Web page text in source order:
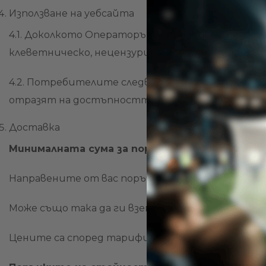
Използване на уебсайта
4.1. Доколкото Операторът е предвидил
клеветническо, нецензурирано, обидно,
4.2. Потребителите следва да използват
отразят на достъпността на съдържанието
Доставка
Минималната сума за поръчка от Ситиспорт
Направените от вас поръчки се доставят до
Може също така да ги вземете от нашия
Цените са според тарифите на куриерските